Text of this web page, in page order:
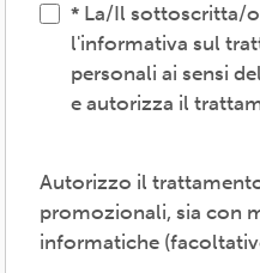
vigenti, inviare
Il trattamento verrà
cartacea e/o
interni e/o
esterni
specifici servizi di
La/Il sottoscritta/
l'informativa sul
personali ai sensi
e autorizza il
Autorizzo il
promozionali, sia con
informatiche